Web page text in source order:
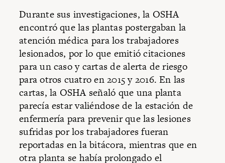
Durante sus investigaciones, la OSHA
encontró que las plantas postergaban la
atención médica para los trabajadores
lesionados, por lo que emitió citaciones
para un caso y cartas de alerta de riesgo
para otros cuatro en 2015 y 2016. En las
cartas, la OSHA señaló que una planta
parecía estar valiéndose de la estación de
enfermería para prevenir que las lesiones
sufridas por los trabajadores fueran
reportadas en la bitácora, mientras que en
otra planta se había prolongado el